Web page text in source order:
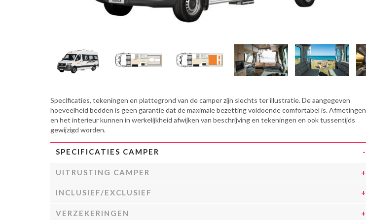
Specificaties, tekeningen en plattegrond van de camper zijn slechts ter illustratie. De aangegeven
hoeveelheid bedden is geen garantie dat de maximale bezetting voldoende comfortabel is. Afmetingen
en het interieur kunnen in werkelijkheid afwijken van beschrijving en tekeningen en ook tussentijds
gewijzigd worden.
SPECIFICATIES CAMPER
UITRUSTING CAMPER
INCLUSIEF/EXCLUSIEF
VERZEKERINGEN